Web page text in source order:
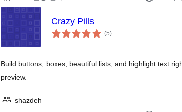
Crazy Pills
(5전
체)
Build buttons, boxes, beautiful lists, and highlight text
preview.
shazdeh